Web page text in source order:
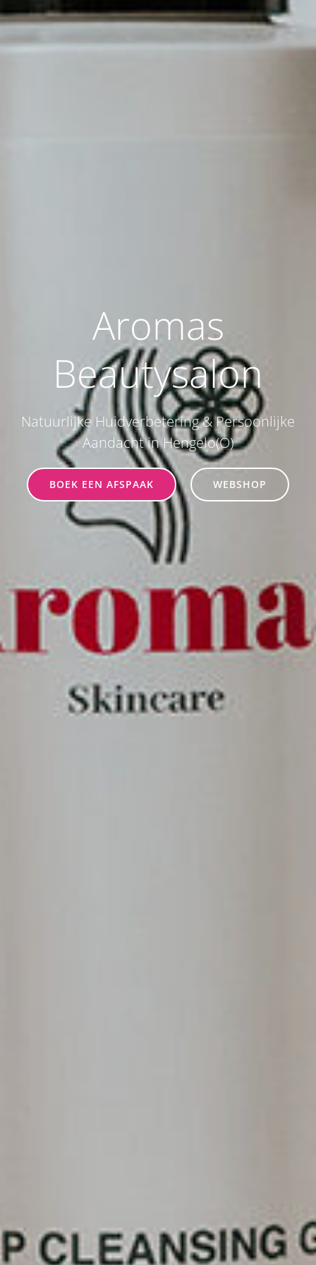
Aromas
Beautysalon
Natuurlijke Huidverbetering & Persoonlijke
Aandacht in Hengelo(O)
BOEK EEN AFSPAAK WEBSHOP